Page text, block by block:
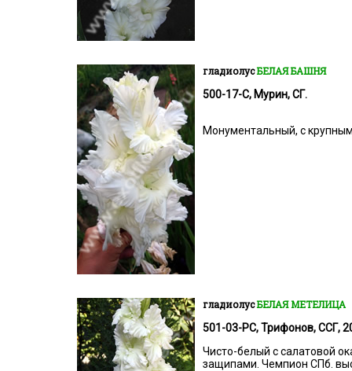
гладиолусБЕЛАЯ БАШНЯ
500-17-С, Мурин, СГ.
Монументальный, с
гладиолусБЕЛАЯ МЕТЕЛИЦА
501-03-РС, Трифонов, ССГ,
Чисто-белый с салатовой
защипами. Чемпион СПб.